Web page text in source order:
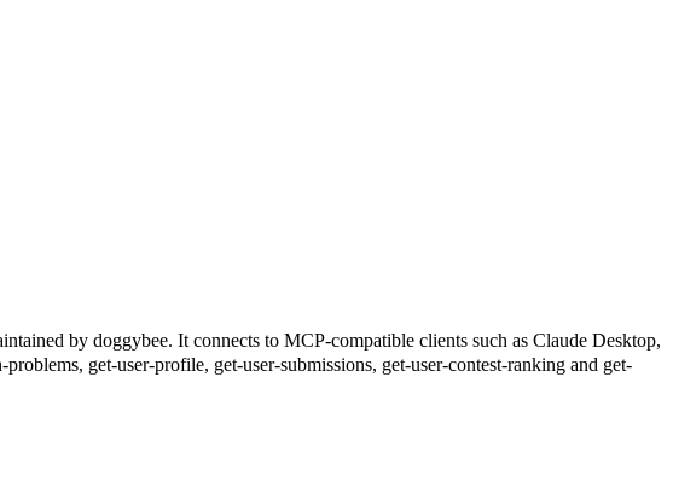
by doggybee. It connects to MCP-compatible clients such as Claude Desktop,
get-user-profile, get-user-submissions, get-user-contest-ranking and get-